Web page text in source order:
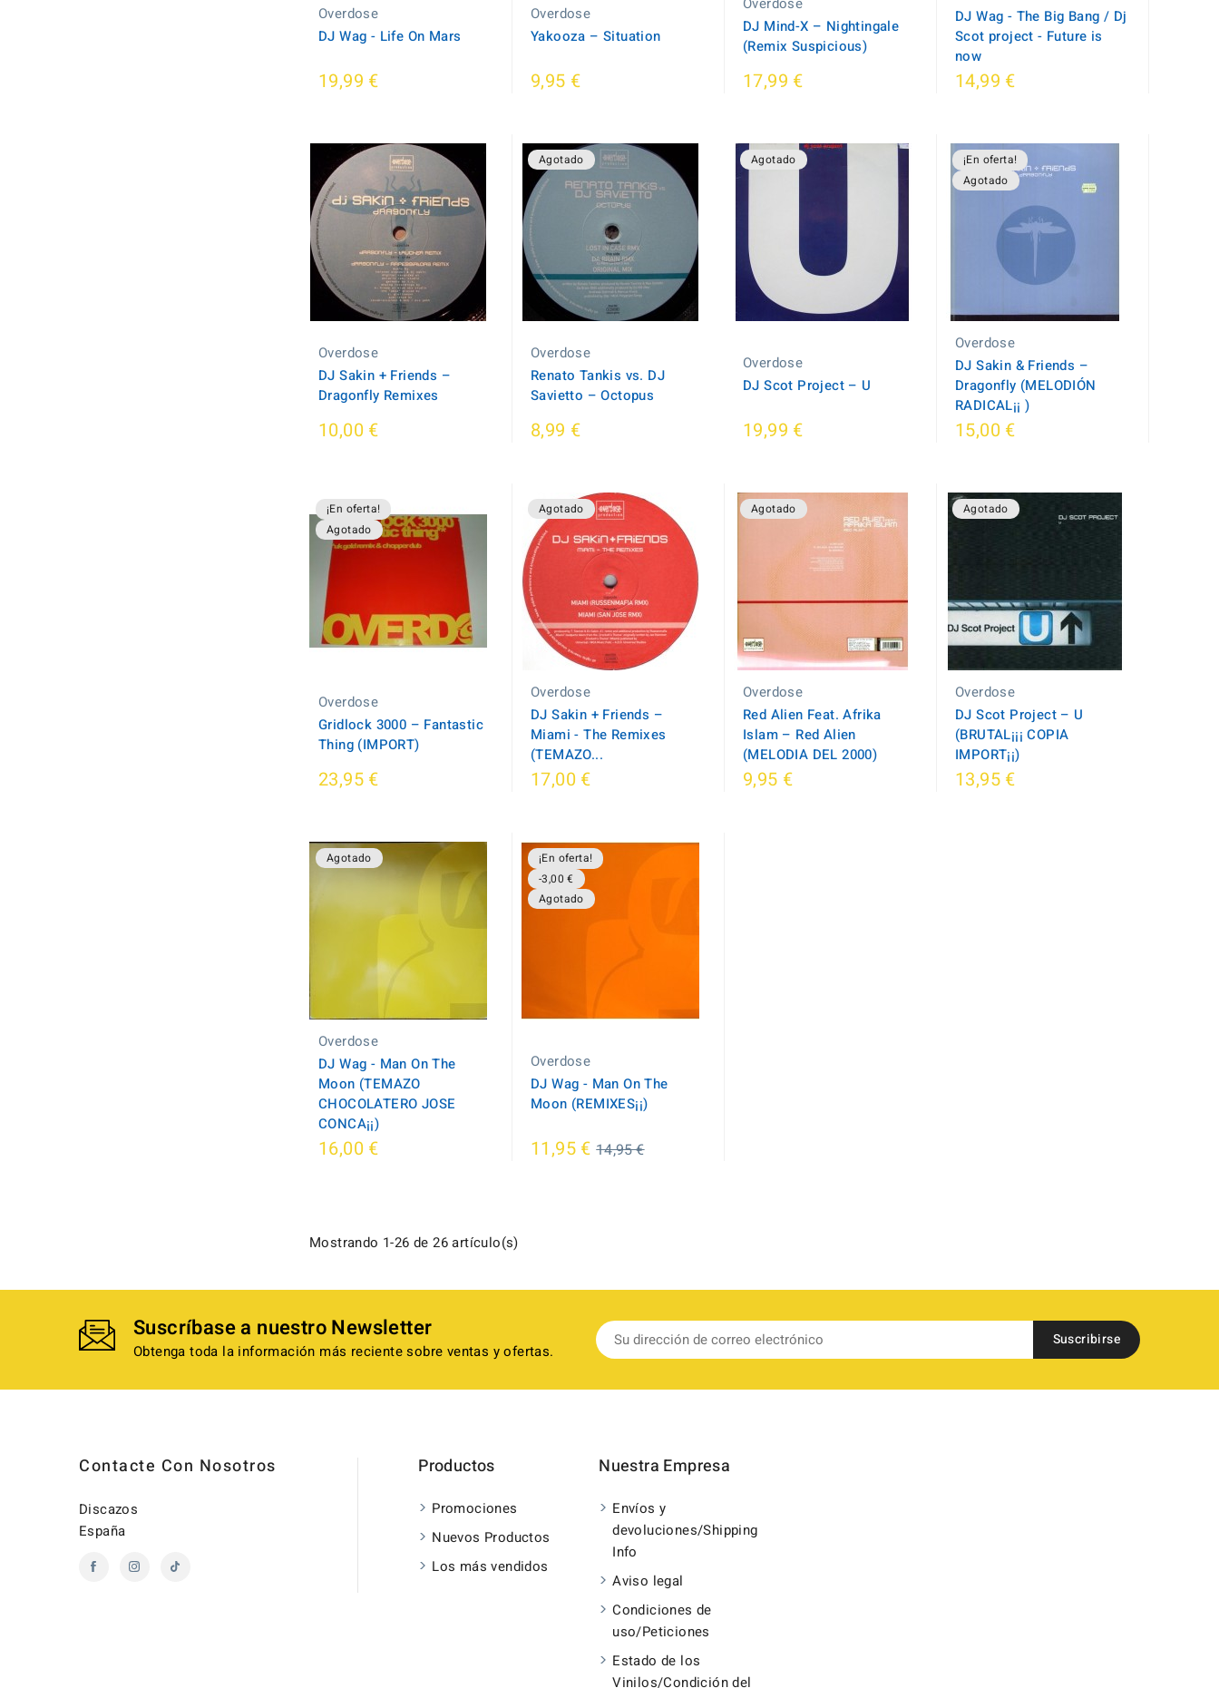
Overdose
DJ Wag - Life On Mars
19,99 €
Overdose
Yakooza ‎– Situation
9,95 €
DJ Mind-X ‎– Nightingale
(Remix Suspicious)
17,99 €
DJ Wag - The Big Bang / Dj
Scot project - Future is
now
14,99 €
Overdose
DJ Sakin + Friends ‎–
Dragonfly Remixes
10,00 €
Agotado
Overdose
Renato Tankis vs. DJ
Savietto ‎– Octopus
8,99 €
Agotado
Overdose
DJ Scot Project ‎– U
19,99 €
¡En oferta!
Agotado
Overdose
DJ Sakin & Friends –
Dragonfly (MELODIÓN
RADICAL¡¡ )
15,00 €
¡En oferta!
Agotado
Overdose
Gridlock 3000 – Fantastic
Thing (IMPORT)
23,95 €
Agotado
Overdose
DJ Sakin + Friends –
Miami - The Remixes
(TEMAZO...
17,00 €
Agotado
Overdose
Red Alien Feat. Afrika
Islam – Red Alien
(MELODIA DEL 2000)
9,95 €
Agotado
Overdose
DJ Scot Project – U
(BRUTAL¡¡¡ COPIA
IMPORT¡¡)
13,95 €
Agotado
Overdose
DJ Wag - Man On The
Moon (TEMAZO
CHOCOLATERO JOSE
CONCA¡¡)
16,00 €
¡En oferta!
-3,00 €
Agotado
Overdose
DJ Wag - Man On The
Moon (REMIXES¡¡)
11,95 € Regular
14,95 €
Mostrando 1-26 de 26 artículo(s)
Suscríbase a nuestro Newsletter
Obtenga toda la información más reciente sobre ventas y ofertas.
Contacte Con Nosotros
Discazos
España
Productos
Promociones
Nuevos Productos
Los más vendidos
Nuestra Empresa
Envíos y
devoluciones/Shipping
Info
Aviso legal
Condiciones de
uso/Peticiones
Estado de los
Vinilos/Condición del